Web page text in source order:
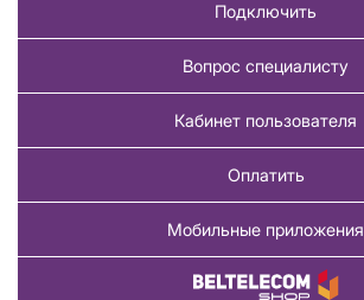
Подключить
Вопрос специалисту
Кабинет пользователя
Оплатить
Мобильные приложения
Купить товар